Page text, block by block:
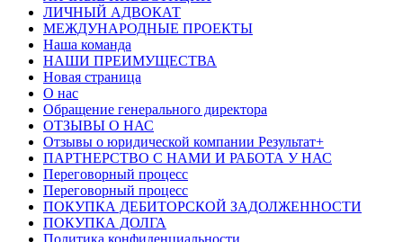
ЛИЧНЫЙ АДВОКАТ
МЕЖДУНАРОДНЫЕ ПРОЕКТЫ
Наша команда
НАШИ ПРЕИМУЩЕСТВА
Новая страница
О нас
Обращение генерального директора
ОТЗЫВЫ О НАС
Отзывы о юридической компании Результат+
ПАРТНЕРСТВО С НАМИ И РАБОТА У НАС
Переговорный процесс
Переговорный процесс
ПОКУПКА ДЕБИТОРСКОЙ ЗАДОЛЖЕННОСТИ
ПОКУПКА ДОЛГА